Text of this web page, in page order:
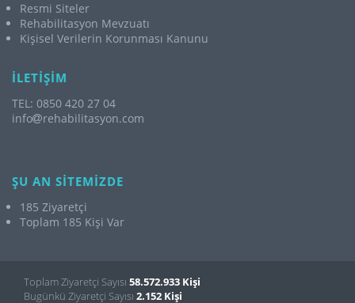
Resmi Siteler
Rehabilitasyon Mevzuatı
Kişisel Verilerin Korunması Kanunu
İLETİŞİM
TEL: 0850 420 27 04
info
rehabilitasyon.com
ŞU AN SİTEMİZDE
185 Ziyaretçi
Toplam 185 Kişi Var
Toplam Ziyaretçi Sayısı 58.572.933 Kişi
Bugünkü Ziyaretçi Sayısı 2.152 Kişi